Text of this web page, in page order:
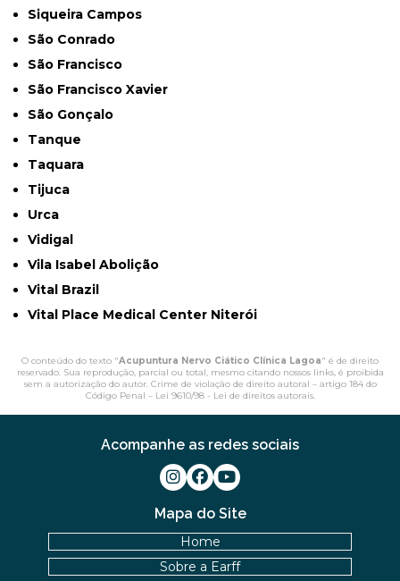
Siqueira Campos
São Conrado
São Francisco
São Francisco Xavier
São Gonçalo
Tanque
Taquara
Tijuca
Urca
Vidigal
Vila Isabel Abolição
Vital Brazil
Vital Place Medical Center Niterói
O conteúdo do texto "Acupuntura Nervo Ciático Clínica Lagoa" é de direito
reservado. Sua reprodução, parcial ou total, mesmo citando nossos links, é proibida
sem a autorização do autor. Crime de violação de direito autoral – artigo 184 do
Código Penal – Lei 9610/98 - Lei de direitos autorais.
Mapa do Site
Home
Sobre a Earff
Acompanhe as redes sociais